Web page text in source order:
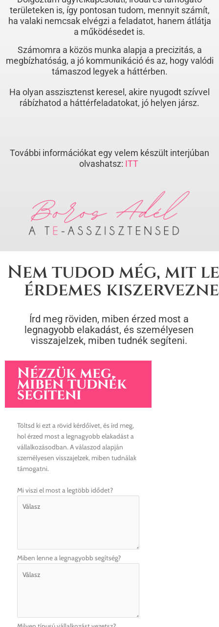
területeken is, így pontosan tudom, mennyit számít,
ha valaki nemcsak elvégzi a feladatot, hanem átlátja
a működésedet is.
Számomra a közös munka alapja a precizitás, a
megbízhatóság, a jó kommunikáció és az, hogy valódi
támaszod legyek a háttérben.
Ha olyan asszisztenst keresel, akire nyugodt szívvel
rábízhatod a háttérfeladatokat, jó helyen jársz.
További információkat egy velem készült interjúban
olvashatsz: ITT
Nem tudod még, mit
érdemes
Írd meg röviden, miben érzed most a
legnagyobb elakadást, és személyesen
visszajelzek, miben tudnék segíteni.
Nézzük meg,
miben tudnék
segíteni